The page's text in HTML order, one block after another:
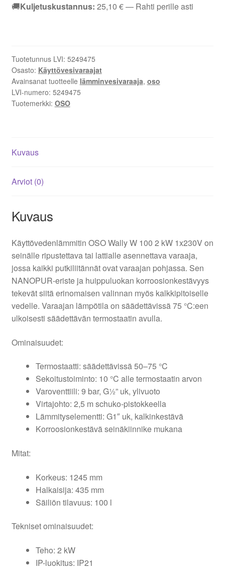
1x230V
määrä
🚚Kuljetuskustannus: 25,10 €— Rahti perille asti
Tuotetunnus LVI: 5249475
Osasto: Käyttövesivaraajat
Avainsanat tuotteelle lämminvesivaraaja, oso
LVI-numero: 5249475
Tuotemerkki: OSO
Kuvaus
Arviot (0)
Kuvaus
Käyttövedenlämmitin OSO Wally W 100 2 kW 1x230V on
seinälle ripustettava tai lattialle asennettava varaaja,
jossa kaikki putkiliitännät ovat varaajan pohjassa. Sen
NANOPUR-eriste ja huippuluokan korroosionkestävyys
tekevät siitä erinomaisen valinnan myös kalkkipitoiselle
vedelle. Varaajan lämpötila on säädettävissä 75 °C:een
ulkoisesti säädettävän termostaatin avulla.
Ominaisuudet:
Termostaatti: säädettävissä 50–75 °C
Sekoitustoiminto: 10 °C alle termostaatin arvon
Varoventtiili: 9 bar, G½” uk, ylivuoto
Virtajohto: 2,5 m schuko-pistokkeella
Lämmityselementti: G1″ uk, kalkinkestävä
Korroosionkestävä seinäkiinnike mukana
Mitat:
Korkeus: 1245 mm
Halkaisija: 435 mm
Säiliön tilavuus: 100 l
Tekniset ominaisuudet:
Teho: 2 kW
IP-luokitus: IP21